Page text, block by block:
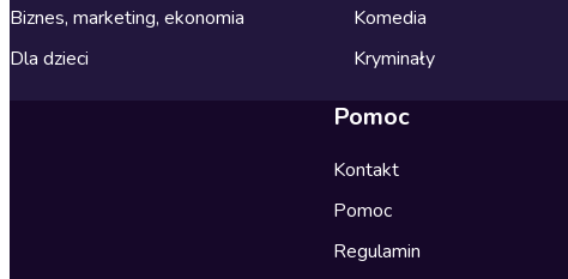
Biznes, marketing, ekonomia
Dla dzieci
Komedia
Kryminały
Pomoc
Kontakt
Pomoc
Regulamin